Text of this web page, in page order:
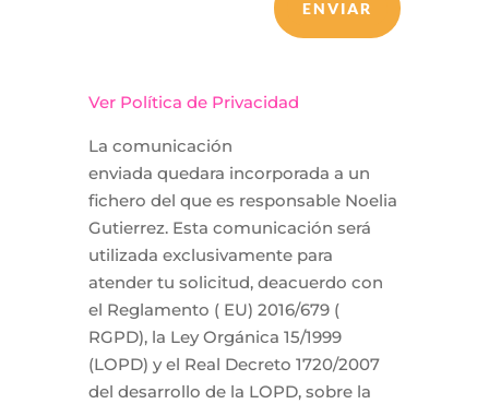
ENVIAR
Ver Política de Privacidad
La comunicación
enviada quedara incorporada a un
fichero del que es responsable Noelia
Gutierrez. Esta comunicación será
utilizada exclusivamente para
atender tu solicitud, deacuerdo con
el Reglamento ( EU) 2016/679 (
RGPD), la Ley Orgánica 15/1999
(LOPD) y el Real Decreto 1720/2007
del desarrollo de la LOPD, sobre la